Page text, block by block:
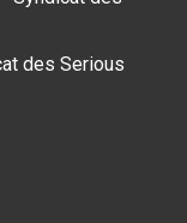
des Serious